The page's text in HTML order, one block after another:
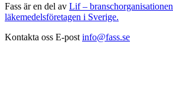
Fass är en del av Lif –
läkemedelsföretagen i Sverige.
Kontakta oss E-post info@fass.se